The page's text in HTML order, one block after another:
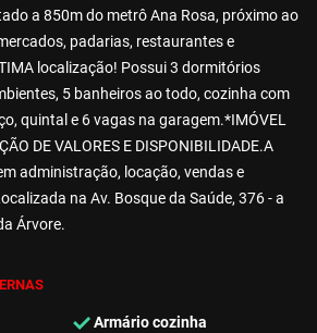
a 850m do metrô Ana Rosa, próximo ao
padarias, restaurantes e
localização! Possui 3 dormitórios
5 banheiros ao todo, cozinha com
quintal e 6 vagas na garagem.*IMÓVEL
DE VALORES E DISPONIBILIDADE.A
administração, locação, vendas e
na Av. Bosque da Saúde, 376 - a
Árvore.
Armário cozinha